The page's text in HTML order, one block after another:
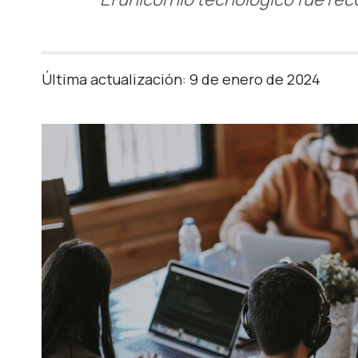
Última actualización: 9 de enero de 2024